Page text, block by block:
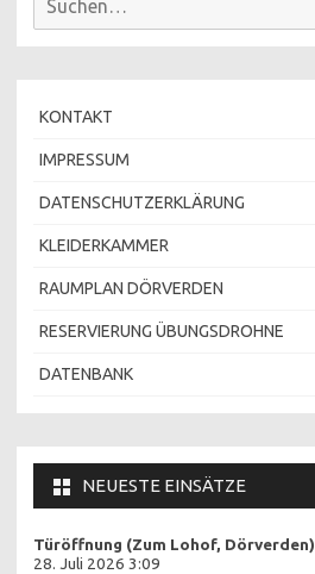
KONTAKT
IMPRESSUM
DATENSCHUTZERKLÄRUNG
KLEIDERKAMMER
RAUMPLAN DÖRVERDEN
RESERVIERUNG ÜBUNGSDROHNE
DATENBANK
NEUESTE EINSÄTZE
Türöffnung (Zum Lohof, Dörverden)
28. Juli 2026 3:09